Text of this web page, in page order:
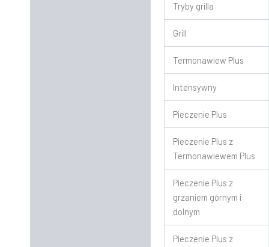
Tryby grilla
Grill
Termonawiew Plus
Intensywny
Pieczenie Plus
Pieczenie Plus z
Termonawiewem Plus
Pieczenie Plus z
grzaniem górnym i
dolnym
Pieczenie Plus z